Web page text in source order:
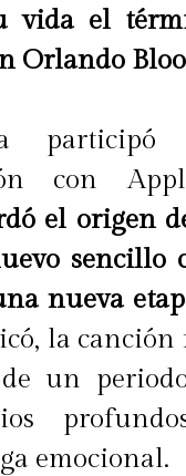
vida el
Orlando
con
el origen
sencillo
nueva
la canción
un
emocional.